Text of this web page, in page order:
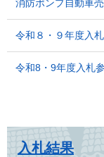
消防ポンプ自動車
令和８・９年度入
令和8・9年度入札
入札結果